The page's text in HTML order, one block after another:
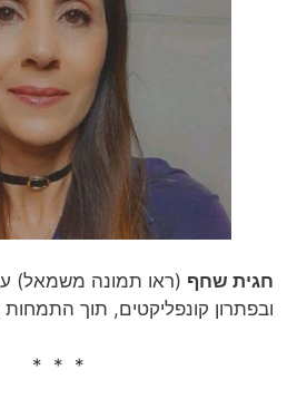
חגית שחף (ראו תמונה משמאל)
ובפתרון קונפליקטים, תוך התמחות
* * *